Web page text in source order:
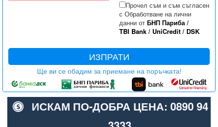
Прочел съм и съм съгласен
с Обработване на лични
данни от БНП Париба/
TBI Bank/ UniCredit/ DSK
ИЗПРАТИ
Ще ви се обадим за приемане на поръчката!
ИСКАМ ПО-ДОБРА ЦЕНА: 0890 94